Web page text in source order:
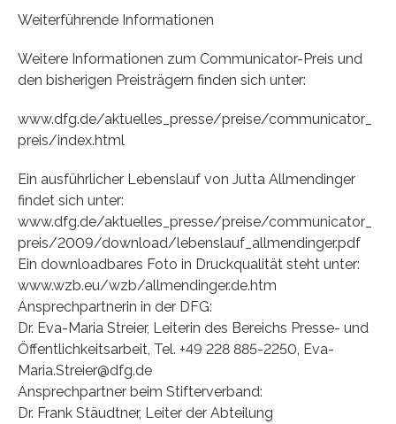
Weiterführende Informationen
Weitere Informationen zum Communicator-Preis und
den bisherigen Preisträgern finden sich unter:
www.dfg.de/aktuelles_presse/preise/communicator_
preis/index.html
Ein ausführlicher Lebenslauf von Jutta Allmendinger
findet sich unter:
www.dfg.de/aktuelles_presse/preise/communicator_
preis/2009/download/lebenslauf_allmendinger.pdf
Ein downloadbares Foto in Druckqualität steht unter:
www.wzb.eu/wzb/allmendinger.de.htm
Ansprechpartnerin in der DFG:
Dr. Eva-Maria Streier, Leiterin des Bereichs Presse- und
Öffentlichkeitsarbeit, Tel. +49 228 885-2250, Eva-
Maria.Streier@dfg.de
Ansprechpartner beim Stifterverband:
Dr. Frank Stäudtner, Leiter der Abteilung